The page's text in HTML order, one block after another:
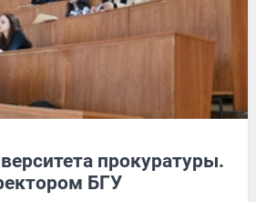
прокуратуры.
БГУ